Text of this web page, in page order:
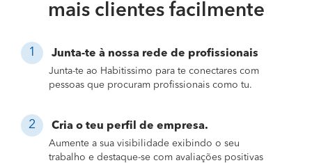
mais clientes facilmente
Junta-te à nossa rede de profissionais
Junta-te ao Habitissimo para te conectares com
pessoas que procuram profissionais como tu.
Cria o teu perfil de empresa.
Aumente a sua visibilidade exibindo o seu
trabalho e destaque-se com avaliações positivas